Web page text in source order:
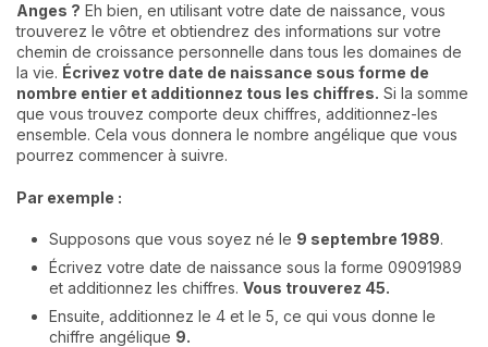
Anges ? Eh bien, en utilisant votre date de naissance, vous
trouverez le vôtre et obtiendrez des informations sur votre
chemin de croissance personnelle dans tous les domaines de
la vie. Écrivez votre date de naissance sous forme de
nombre entier et additionnez tous les chiffres. Si la somme
que vous trouvez comporte deux chiffres, additionnez-les
ensemble. Cela vous donnera le nombre angélique que vous
pourrez commencer à suivre.
Par exemple :
Supposons que vous soyez né le 9 septembre 1989.
Écrivez votre date de naissance sous la forme 09091989
et additionnez les chiffres. Vous trouverez 45.
Ensuite, additionnez le 4 et le 5, ce qui vous donne le
chiffre angélique 9.